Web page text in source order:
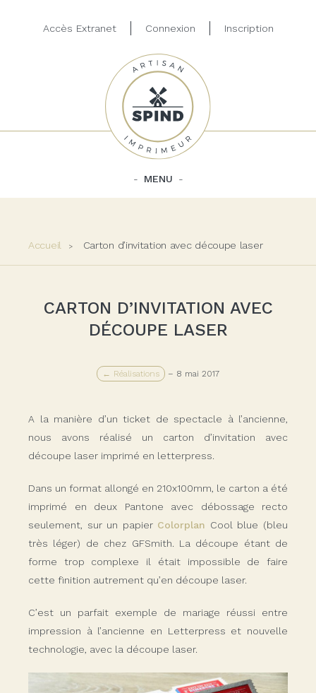
Accès Extranet Connexion Inscription
MENU
Accueil Carton d’invitation avec découpe laser
CARTON D’INVITATION AVEC
DÉCOUPE LASER
← Réalisations – 8 mai 2017
A la manière d’un ticket de spectacle à l’ancienne,
nous avons réalisé un carton d’invitation avec
découpe laser imprimé en letterpress.
Dans un format allongé en 210x100mm, le carton a été
imprimé en deux Pantone avec débossage recto
seulement, sur un papier Colorplan Cool blue (bleu
très léger) de chez GFSmith. La découpe étant de
forme trop complexe il était impossible de faire
cette finition autrement qu’en découpe laser.
C’est un parfait exemple de mariage réussi entre
impression à l’ancienne en Letterpress et nouvelle
technologie, avec la découpe laser.